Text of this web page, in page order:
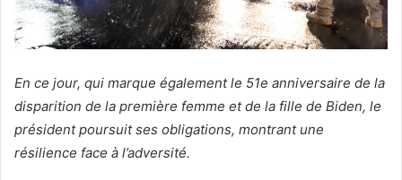
En ce jour, qui marque également le 51e anniversaire de la
disparition de la première femme et de la fille de Biden, le
président poursuit ses obligations, montrant une
résilience face à l’adversité.